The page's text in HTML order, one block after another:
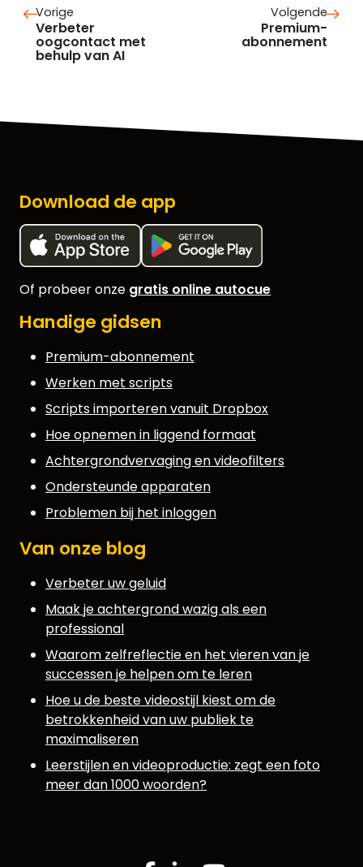
Vorige
Verbeter
oogcontact met
behulp van AI
Volgende
Premium-
abonnement
Download de app
Of probeer onze gratis online autocue
Handige gidsen
Premium-abonnement
Werken met scripts
Scripts importeren vanuit Dropbox
Hoe opnemen in liggend formaat
Achtergrondvervaging en videofilters
Ondersteunde apparaten
Problemen bij het inloggen
Van onze blog
Verbeter uw geluid
Maak je achtergrond wazig als een
professional
Waarom zelfreflectie en het vieren van je
successen je helpen om te leren
Hoe u de beste videostijl kiest om de
betrokkenheid van uw publiek te
maximaliseren
Leerstijlen en videoproductie: zegt een foto
meer dan 1000 woorden?